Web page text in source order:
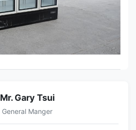
Mr. Gary Tsui
General Manger